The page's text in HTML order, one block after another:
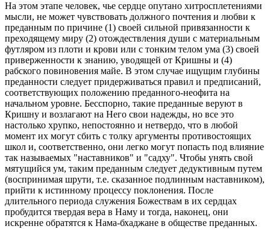
На этом этапе человек, чье сердце опутано хитросплетениями
мысли, не может чувствовать должного почтения и любви к
преданным по причине (1) своей сильной привязанности к
преходящему миру (2) отождествления души с материальным
футляром из плоти и крови или с тонким телом ума (3) своей
приверженности к знанию, уводящей от Кришны и (4)
рабского повиновения майе. В этом случае ищущим глубины
преданности следует придерживаться правил и предписаний,
соответствующих положению преданного-неофита на
начальном уровне. Бесспорно, такие преданные веруют в
Кришну и возлагают на Него свои надежды, но все это
настолько хрупко, непостоянно и нетвердо, что в любой
момент их могут сбить с толку аргументы противостоящих
школ и, соответственно, они легко могут попасть под влияние
так называемых "наставников" и "садху". Чтобы унять свой
мятущийся ум, таким преданным следует дедуктивным путем
(воспринимая шрути, т.е. сказанное подлинным наставником),
прийти к истинному процессу поклонения. После
длительного периода служения Божествам в их сердцах
пробудится твердая вера в Наму и тогда, наконец, они
искренне обратятся к Нама-бхаджане в обществе преданных.